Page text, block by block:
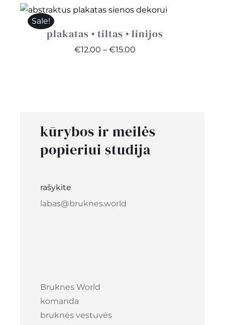
through
Sale!
plakatas • tiltas • linijos
€12.00 – €15.00
kūrybos ir meilės
popieriui studija
rašykite
labas@bruknes.world
Bruknes World
komanda
bruknės vestuvės